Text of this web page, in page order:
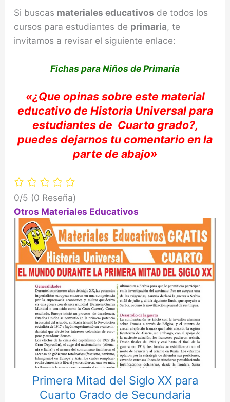
Si buscas materiales educativos de todos los
cursos para estudiantes de primaria, te
invitamos a revisar el siguiente enlace:
Fichas para Niños de Primaria
«¿Que opinas sobre este material
educativo de Historia Universalpara
estudiantes de Cuartogrado?,
puedes dejarnos tu comentario en la
parte de abajo»
0/5 (0 Reseña)
Otros Materiales Educativos
Primera Mitad del Siglo XX para
Cuarto Grado de Secundaria